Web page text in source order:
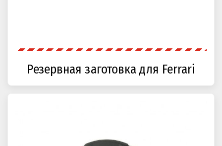
Резервная заготовка для Ferrari